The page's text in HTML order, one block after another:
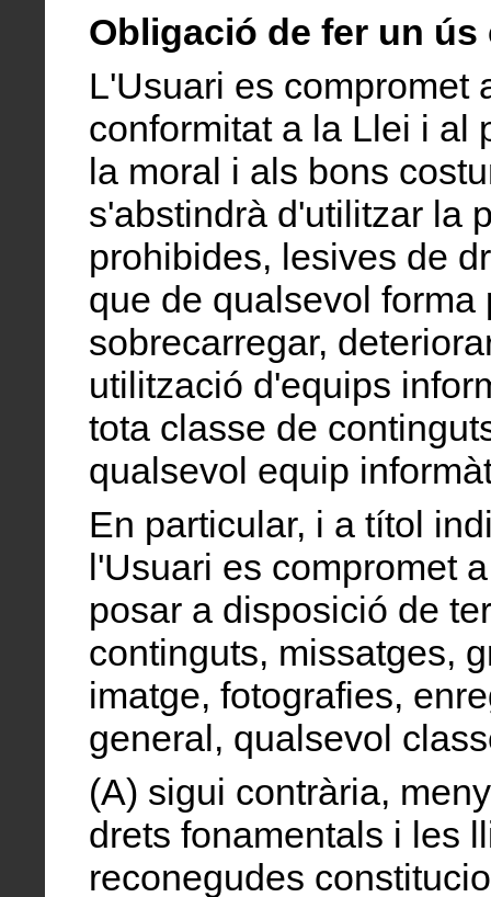
Obligació de fer un
L'Usuari es compromet
conformitat a la Llei i al
la moral i als bons
s'abstindrà d'utilitzar la
prohibides, lesives de
que de qualsevol forma
sobrecarregar,
utilització d'equips
tota classe de
qualsevol equip
En particular, i a títol
l'Usuari es compromet
posar a disposició de
continguts, missatges,
imatge, fotografies,
general, qualsevol
(A) sigui contrària,
drets fonamentals i les
reconegudes